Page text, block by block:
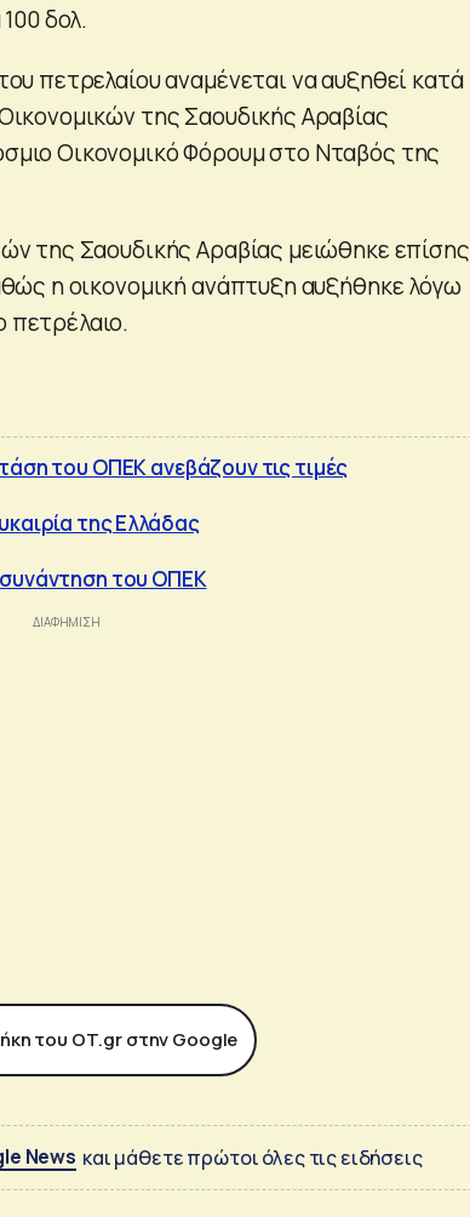
δολ.
πετρελαίου αναμένεται να αυξηθεί κατά
της Σαουδικής Αραβίας
Οικονομικό Φόρουμ στο Νταβός της
της Σαουδικής Αραβίας μειώθηκε επίσης
η οικονομική ανάπτυξη αυξήθηκε λόγω
του ΟΠΕΚ ανεβάζουν τις τιμές
της Ελλάδας
συνάντηση του ΟΠΕΚ
του ΟΤ.gr στην Google
News και μάθετε πρώτοι όλες τις ειδήσεις